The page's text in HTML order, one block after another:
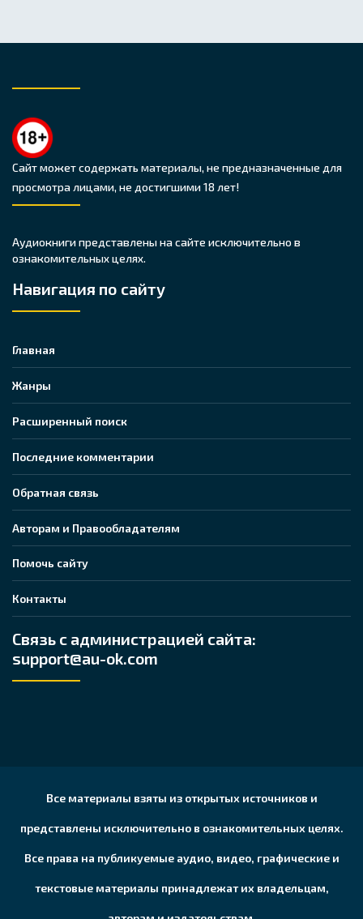
Сайт может содержать материалы, не предназначенные для
просмотра лицами, не достигшими 18 лет!
Аудиокниги представлены на сайте исключительно в
ознакомительных целях.
Навигация по сайту
Главная
Жанры
Расширенный поиск
Последние комментарии
Обратная связь
Авторам и Правообладателям
Помочь сайту
Контакты
Связь с администрацией сайта:
support@au-ok.com
Все материалы взяты из открытых источников и
представлены исключительно в ознакомительных целях.
Все права на публикуемые аудио, видео, графические и
текстовые материалы принадлежат их владельцам,